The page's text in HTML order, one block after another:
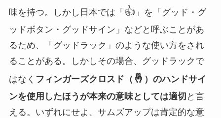
味を持つ。しかし日本では「 👍 」を「グッド・グ
ッドボタン・グッドサイン」などと呼ぶことがあ
るため、「グッドラック」のような使い方をされ
ることがある。しかしその場合、グッドラックで
はなく フィンガーズクロスド（ 🤞 ）のハンドサイ
ンを使用したほうが本来の意味としては適切 と言
える。いずれにせよ、サムズアップは肯定的な意